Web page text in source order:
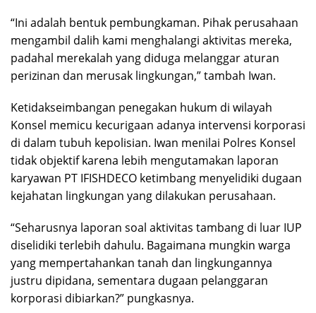
‎“Ini adalah bentuk pembungkaman. Pihak perusahaan
mengambil dalih kami menghalangi aktivitas mereka,
padahal merekalah yang diduga melanggar aturan
perizinan dan merusak lingkungan,” tambah Iwan.
‎Ketidakseimbangan penegakan hukum di wilayah
Konsel memicu kecurigaan adanya intervensi korporasi
di dalam tubuh kepolisian. Iwan menilai Polres Konsel
tidak objektif karena lebih mengutamakan laporan
karyawan PT IFISHDECO ketimbang menyelidiki dugaan
kejahatan lingkungan yang dilakukan perusahaan.
‎“Seharusnya laporan soal aktivitas tambang di luar IUP
diselidiki terlebih dahulu. Bagaimana mungkin warga
yang mempertahankan tanah dan lingkungannya
justru dipidana, sementara dugaan pelanggaran
korporasi dibiarkan?” pungkasnya.